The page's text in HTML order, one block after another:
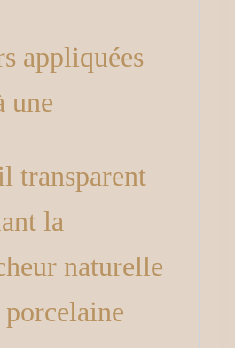
appliquées
une
transparent
la
naturelle
porcelaine